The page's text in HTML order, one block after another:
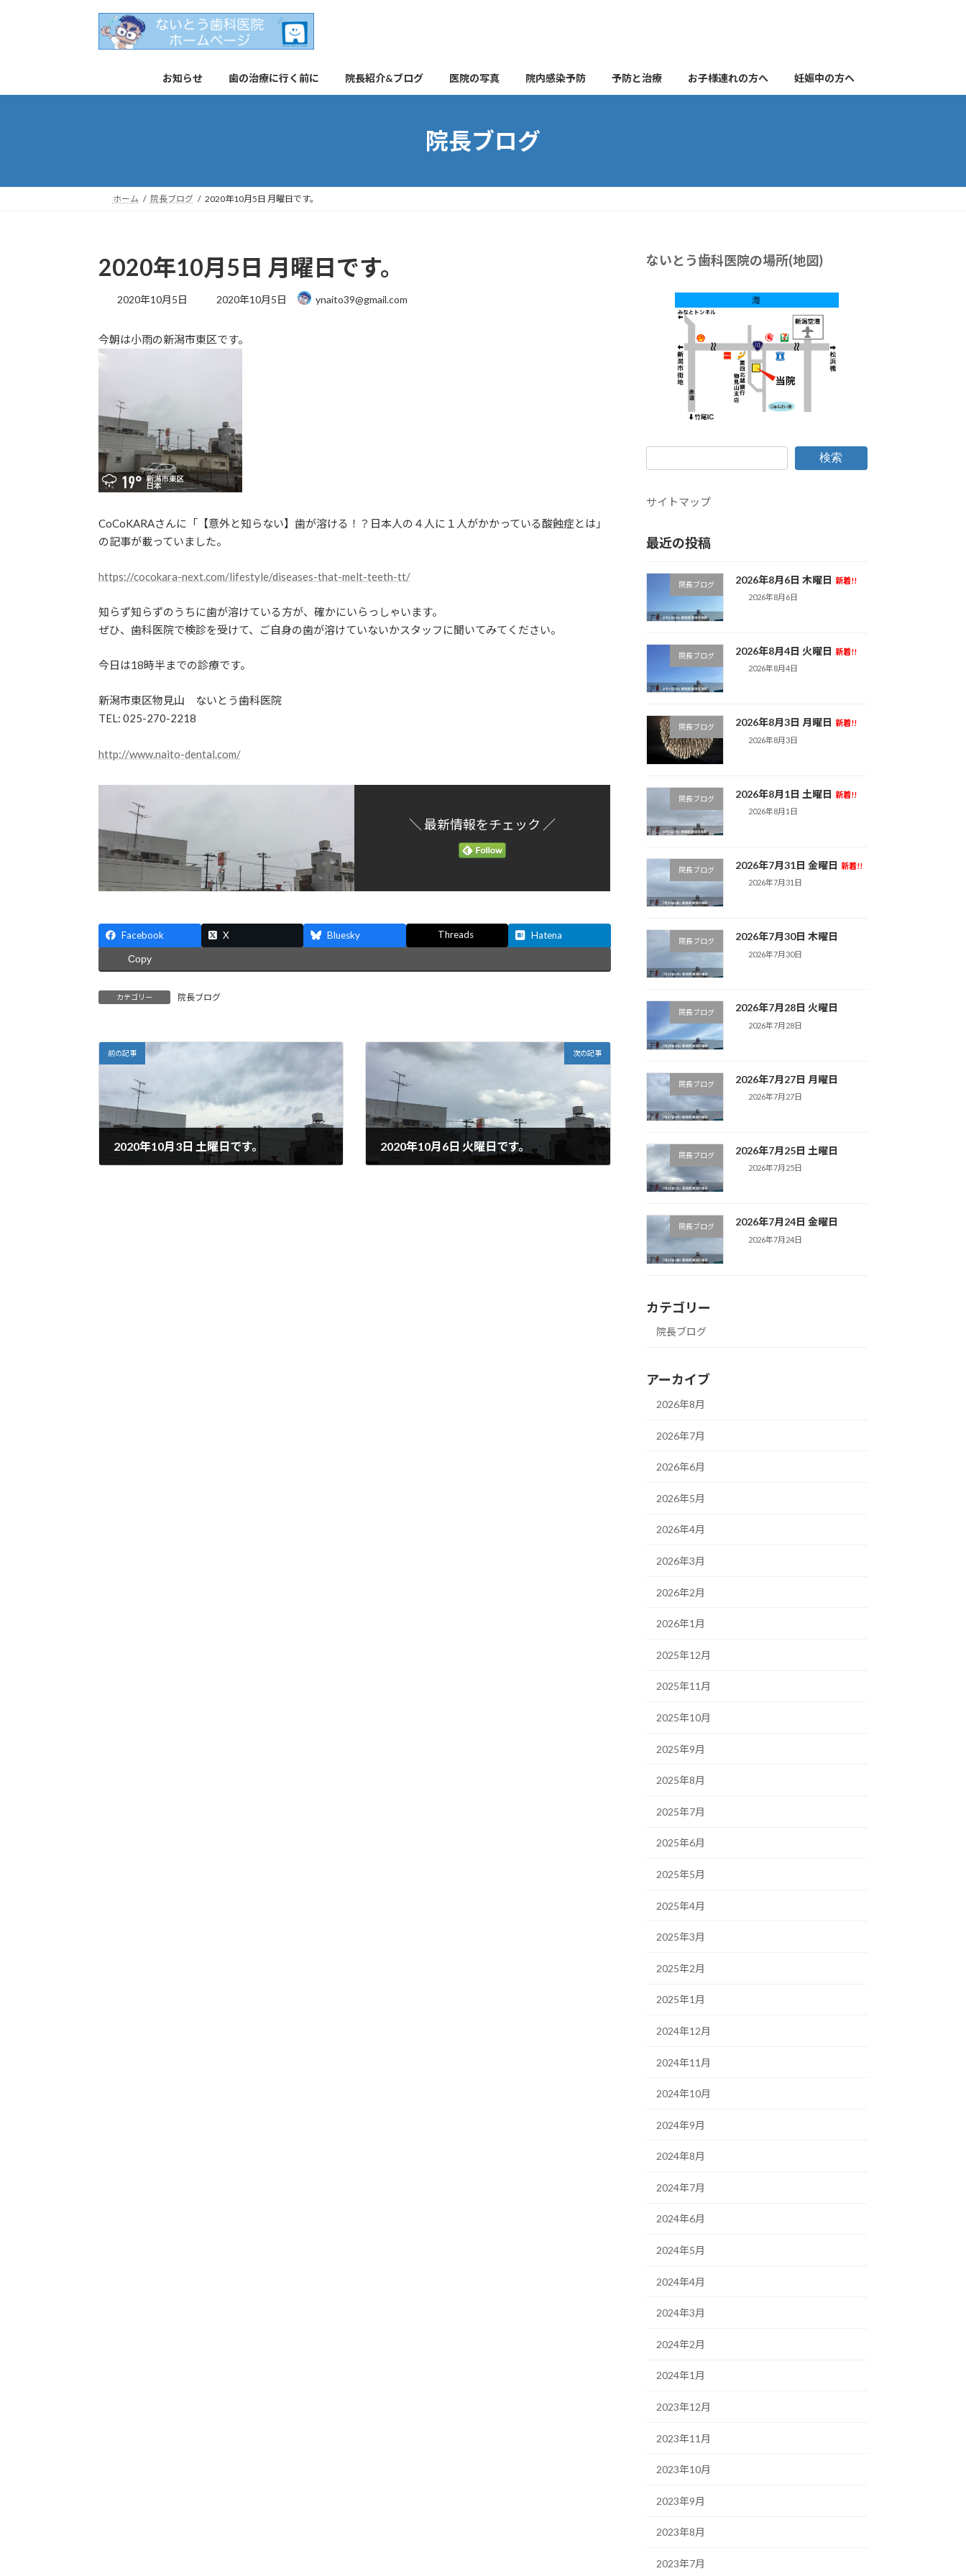
へ
ョ
お知らせ 歯の治療に行く前に 院長紹介&ブログ 医院の写真 院内感染予防 予防と治療 お子様連れの方へ 妊娠中の方へ
院長ブログ
ホーム 院長ブログ 2020年10月5日 月曜日です。
2020年10月5日 月曜日です。
2020年10月5日
最
新
2020年10月5日 ynaito39@gmail.com
今朝は小雨の新潟市東区です。
CoCoKARAさんに「【意外と知らない】歯が溶ける！？日本人の４人に１人がかかっている酸蝕症とは」
の記事が載っていました。
https://cocokara-next.com/lifestyle/diseases-that-melt-teeth-tt/
知らず知らずのうちに歯が溶けている方が、確かにいらっしゃいます。
ぜひ、歯科医院で検診を受けて、ご自身の歯が溶けていないかスタッフに聞いてみてください。
今日は18時半までの診療です。
新潟市東区物見山 ないとう歯科医院
TEL: 025-270-2218
http://www.naito-dental.com/
＼ 最新情報をチェック ／
Facebook X Bluesky Threads Hatena
Copy
カテゴリー 院長ブログ
前の記事
2020年10月3日 土曜日です。
次の記事
2020年10月6日 火曜日です。
ないとう歯科医院の場所(地図)
検索
サイトマップ
最近の投稿
院長ブログ 2026年8月6日 木曜日 新着!!
2026年8月6日
院長ブログ 2026年8月4日 火曜日 新着!!
2026年8月4日
院長ブログ 2026年8月3日 月曜日 新着!!
2026年8月3日
院長ブログ 2026年8月1日 土曜日 新着!!
2026年8月1日
院長ブログ 2026年7月31日 金曜日 新着!!
2026年7月31日
院長ブログ 2026年7月30日 木曜日
2026年7月30日
院長ブログ 2026年7月28日 火曜日
2026年7月28日
院長ブログ 2026年7月27日 月曜日
2026年7月27日
院長ブログ 2026年7月25日 土曜日
2026年7月25日
院長ブログ 2026年7月24日 金曜日
2026年7月24日
カテゴリー
院長ブログ
アーカイブ
2026年8月
2026年7月
2026年6月
2026年5月
2026年4月
2026年3月
2026年2月
2026年1月
2025年12月
2025年11月
2025年10月
2025年9月
2025年8月
2025年7月
2025年6月
2025年5月
2025年4月
2025年3月
2025年2月
2025年1月
2024年12月
2024年11月
2024年10月
2024年9月
2024年8月
2024年7月
2024年6月
2024年5月
2024年4月
2024年3月
2024年2月
2024年1月
2023年12月
2023年11月
2023年10月
2023年9月
2023年8月
2023年7月